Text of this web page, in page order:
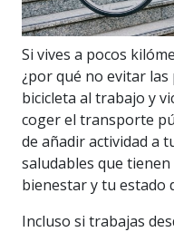
Si vives a pocos
¿por qué no evitar las
bicicleta al trabajo y
coger el transporte
de añadir actividad a
saludables que
bienestar y tu estado
Incluso si trabajas